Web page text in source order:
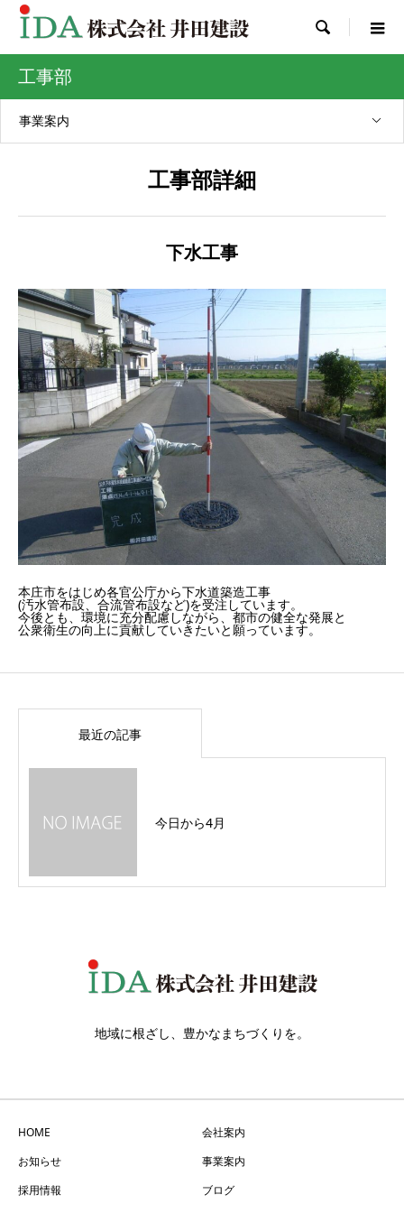

工事部
事業案内
工事部詳細
下水工事
本庄市をはじめ各官公庁から下水道築造工事
(汚水管布設、合流管布設など)を受注しています。
今後とも、環境に充分配慮しながら、都市の健全な発展と
公衆衛生の向上に貢献していきたいと願っています。
最近の記事
今日から4月
地域に根ざし、豊かなまちづくりを。
HOME
会社案内
お知らせ
事業案内
採用情報
ブログ